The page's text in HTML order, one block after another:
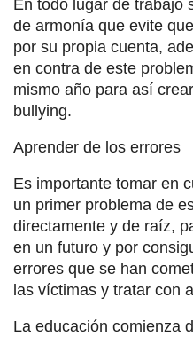
En todo lugar de trabajo
de armonía que evite
por su propia cuenta,
en contra de este
mismo año para así
bullying.
Aprender de los errores
Es importante tomar en
un primer problema de
directamente y de raíz,
en un futuro y por
errores que se han
las víctimas y tratar con
La educación comienza